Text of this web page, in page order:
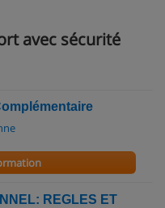
avec sécurité
REGLES ET